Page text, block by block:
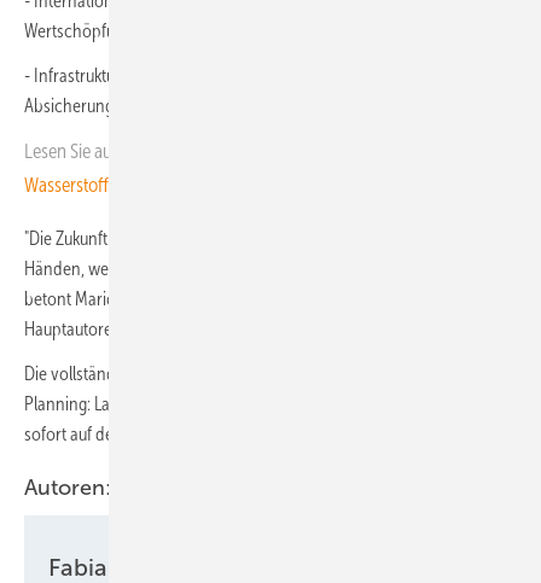
Wertschöpfungsketten
- Infrastrukturentscheidungen der nächsten fünf JahreRegulatorische
Absicherung von Investitionen
Lesen Sie auch:
Wasserstoff-Lieferverträge aussehen müssen
"Die Zukunft des Wasserstoffs in Europa liegt weiter in unseren
Händen, wenn wir bis zum Ende des Jahrzehnts die Hebel umlegen",
betont Mario Ragwitz, TransHyDE-Koordinator und einer der
Hauptautoren der Studie.
Die vollständige 85-seitige Studie "European Hydrogen Infrastructure
Planning: Latest Insights from TransHyDE System Analysis" ist ab
sofort auf der Webseite des Projekts abrufbar.
Autoren:
Fabian Kauschke